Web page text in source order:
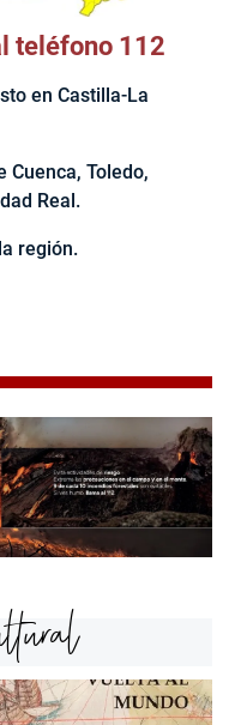
teléfono 112
en Castilla-La
Cuenca, Toledo,
Real.
región.